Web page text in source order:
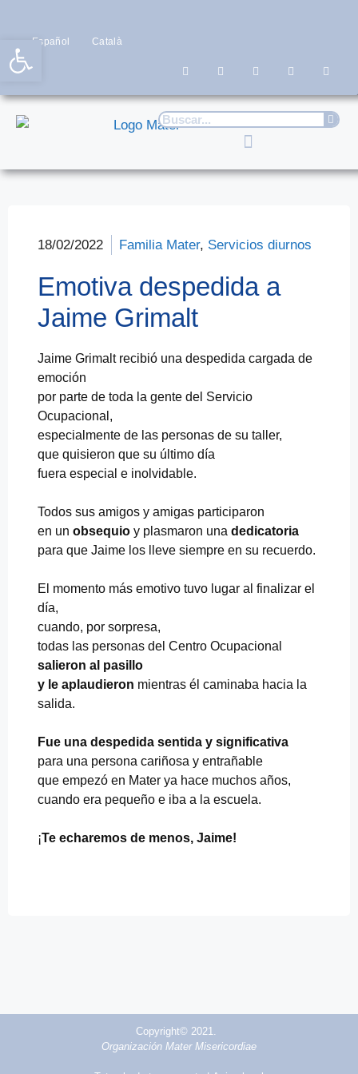
Español Català
18/02/2022 Familia Mater, Servicios diurnos
Emotiva despedida a
Jaime Grimalt
Jaime Grimalt recibió una despedida cargada de
emoción
por parte de toda la gente del Servicio
Ocupacional,
especialmente de las personas de su taller,
que quisieron que su último día
fuera especial e inolvidable.
Todos sus amigos y amigas participaron
en un obsequio y plasmaron una dedicatoria
para que Jaime los lleve siempre en su recuerdo.
El momento más emotivo tuvo lugar al finalizar el
día,
cuando, por sorpresa,
todas las personas del Centro Ocupacional
salieron al pasillo
y le aplaudieron mientras él caminaba hacia la
salida.
Fue una despedida sentida y significativa
para una persona cariñosa y entrañable
que empezó en Mater ya hace muchos años,
cuando era pequeño e iba a la escuela.
¡Te echaremos de menos, Jaime!
Copyright© 2021.
Organización Mater Misericordiae
Abrir barra de herramientas